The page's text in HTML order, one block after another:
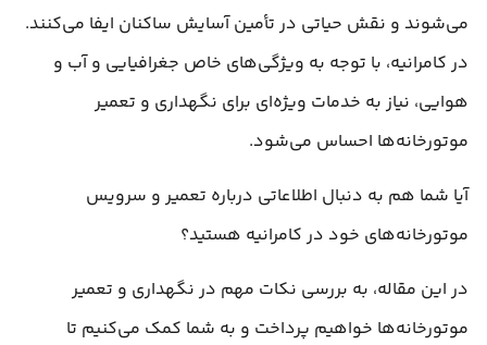
می‌شوند و نقش حیاتی در تأمین آسایش ساکنان ایفا می‌کنند.
در کامرانیه، با توجه به ویژگی‌های خاص جغرافیایی و آب و
هوایی، نیاز به خدمات ویژه‌ای برای نگهداری و تعمیر
موتورخانه‌ها احساس می‌شود.
آیا شما هم به دنبال اطلاعاتی درباره تعمیر و سرویس
موتورخانه‌های خود در کامرانیه هستید؟
در این مقاله، به بررسی نکات مهم در نگهداری و تعمیر
موتورخانه‌ها خواهیم پرداخت و به شما کمک می‌کنیم تا